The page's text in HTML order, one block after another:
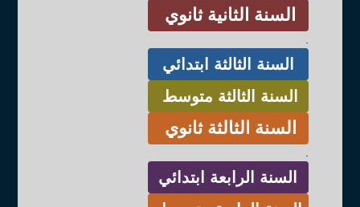
السنة الثانية ثانوي
السنة الثالثة ابتدائي
السنة الثالثة متوسط
السنة الثالثة ثانوي
السنة الرابعة ابتدائي